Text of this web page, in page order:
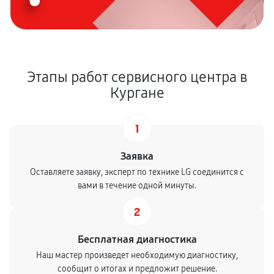
Этапы работ сервисного центра в
Кургане
1
Заявка
Оставляете заявку, эксперт по технике LG соединится с
вами в течение одной минуты.
2
Бесплатная диагностика
Наш мастер произведет необходимую диагностику,
сообщит о итогах и предложит решение.